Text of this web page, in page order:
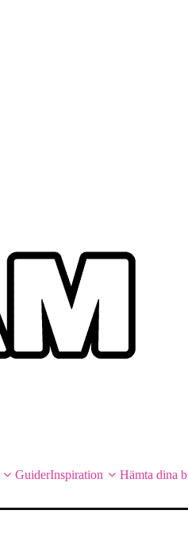
GuiderInspiration Hämta dina